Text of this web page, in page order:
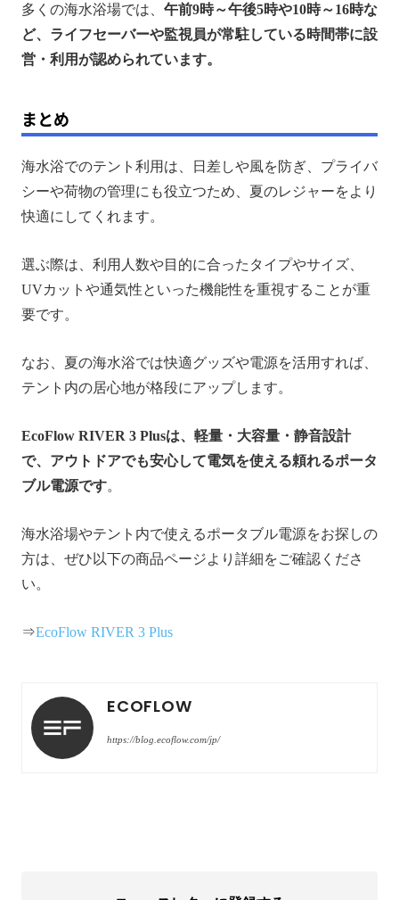
多くの海水浴場では、 午前9時～午後5時や10時～16時な
ど、ライフセーバーや監視員が常駐している時間帯に設
営・利用が認められています。
まとめ
海水浴でのテント利用は、日差しや風を防ぎ、プライバ
シーや荷物の管理にも役立つため、夏のレジャーをより
快適にしてくれます。
選ぶ際は、利用人数や目的に合ったタイプやサイズ、
UVカットや通気性といった機能性を重視することが重
要です。
なお、夏の海水浴では快適グッズや電源を活用すれば、
テント内の居心地が格段にアップします。
EcoFlow RIVER 3 Plusは、軽量・大容量・静音設計
で、アウトドアでも安心して電気を使える頼れるポータ
ブル電源です。
海水浴場やテント内で使えるポータブル電源をお探しの
方は、ぜひ以下の商品ページより詳細をご確認くださ
い。
⇒EcoFlow RIVER 3 Plus
ECOFLOW
https://blog.ecoflow.com/jp/